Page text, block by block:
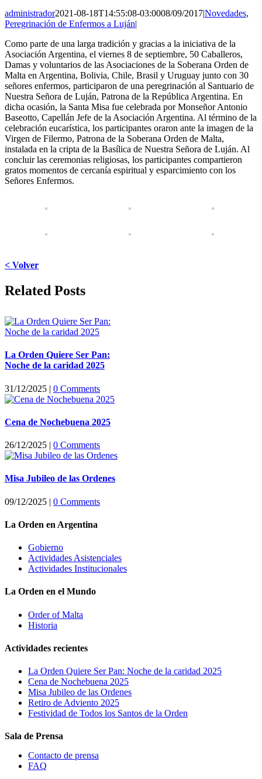
administrador2021-08-18T14:55:08-03:0008/09/2017|Novedades,
Peregrinación de Enfermos a Luján|
Como parte de una larga tradición y gracias a la iniciativa de la
Asociación Argentina, el viernes 8 de septiembre, 50 Caballeros,
Damas y voluntarios de las Asociaciones de la Soberana Orden de
Malta en Argentina, Bolivia, Chile, Brasil y Uruguay junto con 30
señores enfermos, participaron de una peregrinación al Santuario de
Nuestra Señora de Luján, Patrona de la República Argentina. En
dicha ocasión, la Santa Misa fue celebrada por Monseñor Antonio
Baseotto, Capellán Jefe de la Asociación Argentina. Al término de la
celebración eucarística, los participantes oraron ante la imagen de la
Virgen de Filermo, Patrona de la Soberana Orden de Malta,
instalada en la cripta de la Basílica de Nuestra Señora de Luján. Al
concluir las ceremonias religiosas, los participantes compartieron
gratos momentos de cercanía espiritual y esparcimiento con los
Señores Enfermos.
< Volver
Facebook
X
LinkedIn
WhatsApp
Pinterest
Email
Related Posts
La Orden Quiere Ser Pan:
Noche de la caridad 2025
31/12/2025 | 0 Comments
Cena de Nochebuena 2025
26/12/2025 | 0 Comments
Misa Jubileo de las Ordenes
09/12/2025 | 0 Comments
La Orden en Argentina
Gobierno
Actividades Asistenciales
Actividades Institucionales
La Orden en el Mundo
Order of Malta
Historia
Actividades recientes
La Orden Quiere Ser Pan: Noche de la caridad 2025
Cena de Nochebuena 2025
Misa Jubileo de las Ordenes
Retiro de Adviento 2025
Festividad de Todos los Santos de la Orden
Sala de Prensa
Contacto de prensa
FAQ